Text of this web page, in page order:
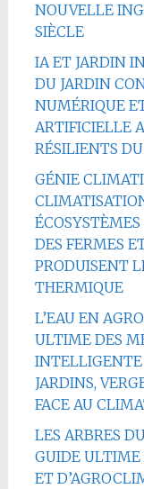
NOUVELLE
SIÈCLE
IA ET JARDIN
DU JARDIN
NUMÉRIQUE
ARTIFICIELLE
RÉSILIENTS
GÉNIE
DES FERMES
PRODUISENT
THERMIQUE
L’EAU EN
ULTIME DES
INTELLIGENTE
JARDINS,
FACE AU
LES ARBRES
GUIDE ULTIME
ET